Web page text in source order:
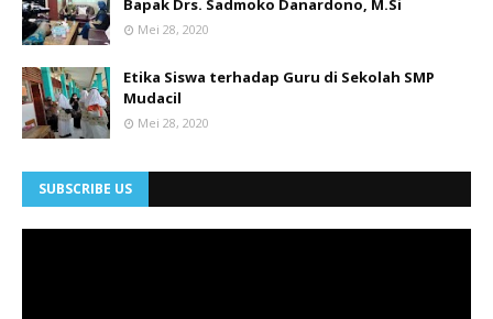
Bapak Drs. Sadmoko Danardono, M.Si
Mei 28, 2020
Etika Siswa terhadap Guru di Sekolah SMP
Mudacil
Mei 28, 2020
SUBSCRIBE US